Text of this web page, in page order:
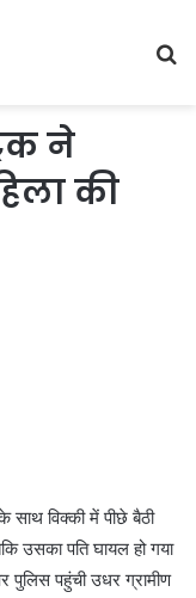
ने
की
विक्की में पीछे बैठी
उसका पति घायल हो गया
पुलिस पहुंची उधर ग्रामीण